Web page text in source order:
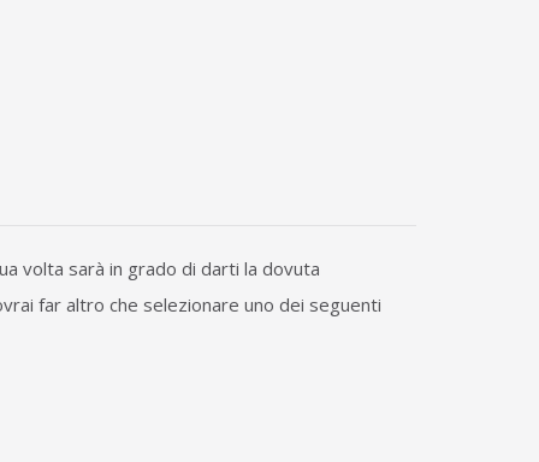
volta sarà in grado di darti la dovuta
far altro che selezionare uno dei seguenti